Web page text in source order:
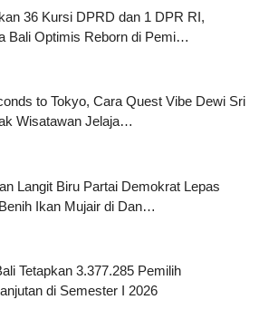
36 Kursi DPRD dan 1 DPR RI,
Bali Optimis Reborn di Pemi…
to Tokyo, Cara Quest Vibe Dewi Sri
Wisatawan Jelaja…
Langit Biru Partai Demokrat Lepas
Ikan Mujair di Dan…
Tetapkan 3.377.285 Pemilih
di Semester I 2026